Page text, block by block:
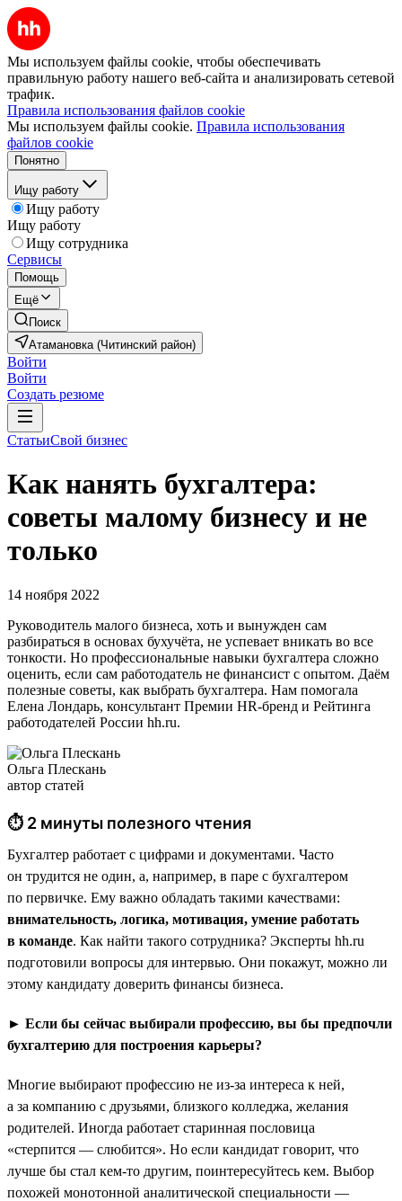
Мы используем файлы cookie, чтобы обеспечивать
правильную работу нашего веб-сайта и анализировать сетевой
трафик.
Правила использования файлов cookie
Мы используем файлы cookie. Правила использования
файлов cookie
Понятно
Ищу работу
Ищу работу
Ищу работу
Ищу сотрудника
Сервисы
Помощь
Ещё
Поиск
Атамановка (Читинский район)
Войти
Войти
Создать резюме
СтатьиСвой бизнес
Как нанять бухгалтера:
советы малому бизнесу и не
только
14 ноября 2022
Руководитель малого бизнеса, хоть и вынужден сам
разбираться в основах бухучёта, не успевает вникать во все
тонкости. Но профессиональные навыки бухгалтера сложно
оценить, если сам работодатель не финансист с опытом. Даём
полезные советы, как выбрать бухгалтера. Нам помогала
Елена Лондарь, консультант Премии HR-бренд и Рейтинга
работодателей России hh.ru.
Ольга Плескань
автор статей
⏱ 2 минуты полезного чтения
Бухгалтер работает с цифрами и документами. Часто
он трудится не один, а, например, в паре с бухгалтером
по первичке. Ему важно обладать такими качествами:
внимательность, логика, мотивация, умение работать
в команде. Как найти такого сотрудника? Эксперты hh.ru
подготовили вопросы для интервью. Они покажут, можно ли
этому кандидату доверить финансы бизнеса.
► Если бы сейчас выбирали профессию, вы бы предпочли
бухгалтерию для построения карьеры?
Многие выбирают профессию не из-за интереса к ней,
а за компанию с друзьями, близкого колледжа, желания
родителей. Иногда работает старинная пословица
«стерпится — слюбится». Но если кандидат говорит, что
лучше бы стал кем-то другим, поинтересуйтесь кем. Выбор
похожей монотонной аналитической специальности —